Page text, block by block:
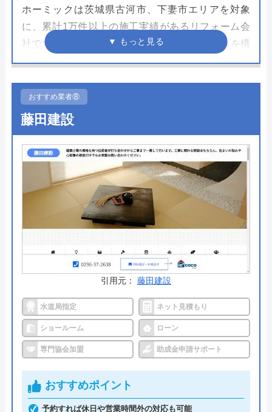
ホーミックは茨城県古河市、下妻市エリアを対象
に、累計1万件以上の施工実績があるリフォーム会
社です。下妻市には地域最大級のショールームを構
えており、18台ものトイレを展示してあります。実
き、イメージ通りの施工を進めるうえで参考になる
でしょう。
Web予約して来店すると、もれなくQUOカード500
円分がもらえます。また施工後は、半年、一年後と
定期点検があるため安心です。
公式サイトで
料金詳細を見る
今すぐ電話で相談する
0296-49-9410
受付時間： 9:00～18:00
ホーミック の基本情報
運営会社 株式会社ホ―ミック
代表者 粟野弘也
創業・設立 1994年創業
おすすめ業者⑧
藤田建設
引用元： 藤田建設
水道局指定 ネット見積もり
ショールーム ローン
専門協会加盟 助成金申請サポート
おすすめポイント
予約すれば休日や営業時間外の対応も可能